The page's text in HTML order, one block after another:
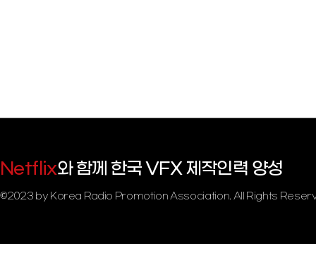
Netflix와 함께 한국 VFX 제작인력 양성
©2023 by Korea Radio Promotion Association. All Rights